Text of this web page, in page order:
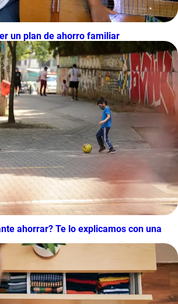
un plan de ahorro familiar
ahorrar? Te lo explicamos con una